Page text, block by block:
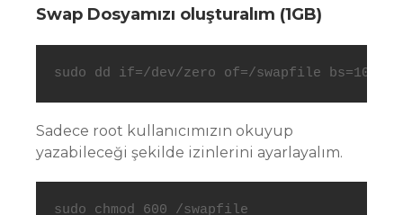
Swap Dosyamızı oluşturalım (1GB)
sudo dd if=/dev/zero of=/swapfile bs=1024
Sadece root kullanıcımızın okuyup
yazabileceği şekilde izinlerini ayarlayalım.
sudo chmod 600 /swapfile